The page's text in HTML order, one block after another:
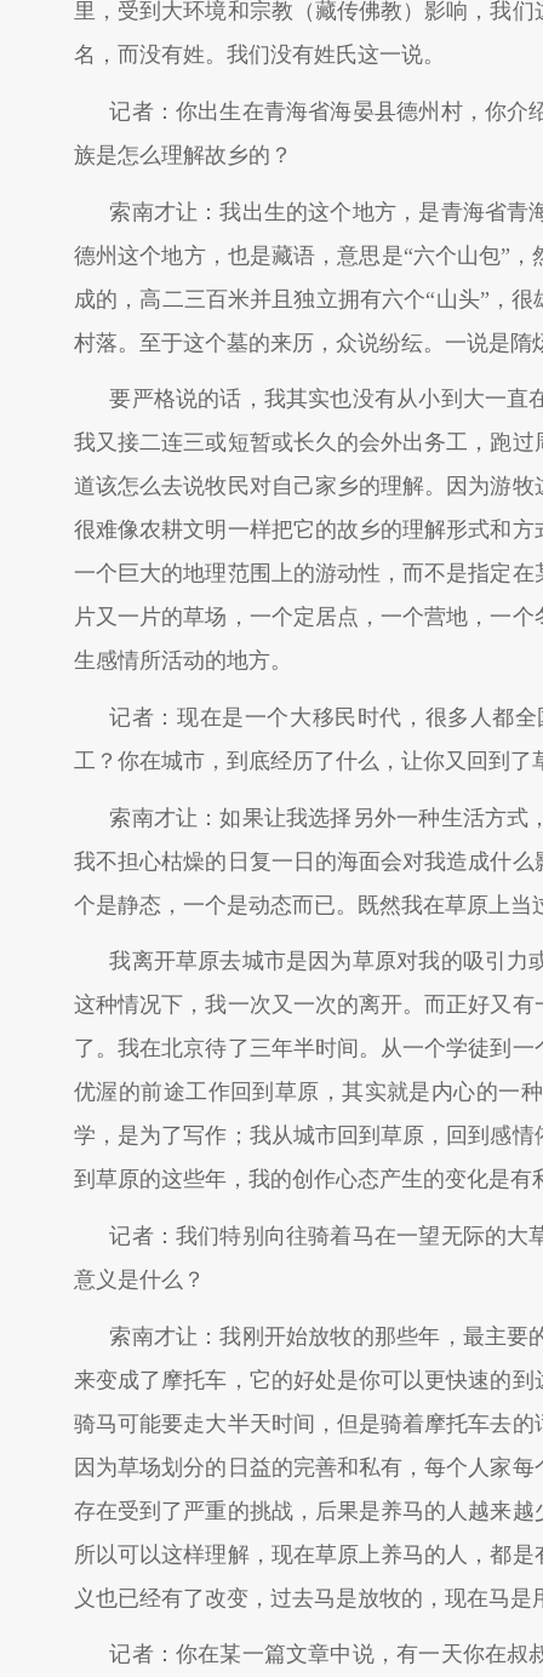
里，受到大环境和宗教（藏传佛教）影响，我
名，而没有姓。我们没有姓氏这一说。
记者：你出生在青海省海晏县德州村，你介
族是怎么理解故乡的？
索南才让：我出生的这个地方，是青海省
德州这个地方，也是藏语，意思是“六个山包”
成的，高二三百米并且独立拥有六个“山头”，
村落。至于这个墓的来历，众说纷纭。一说是
要严格说的话，我其实也没有从小到大一直
我又接二连三或短暂或长久的会外出务工，跑
道该怎么去说牧民对自己家乡的理解。因为游
很难像农耕文明一样把它的故乡的理解形式和
一个巨大的地理范围上的游动性，而不是指定
片又一片的草场，一个定居点，一个营地，一
生感情所活动的地方。
记者：现在是一个大移民时代，很多人都
工？你在城市，到底经历了什么，让你又回到了
索南才让：如果让我选择另外一种生活方
我不担心枯燥的日复一日的海面会对我造成什
个是静态，一个是动态而已。既然我在草原上
我离开草原去城市是因为草原对我的吸引力
这种情况下，我一次又一次的离开。而正好又
了。我在北京待了三年半时间。从一个学徒到
优渥的前途工作回到草原，其实就是内心的一
学，是为了写作；我从城市回到草原，回到感
到草原的这些年，我的创作心态产生的变化是有
记者：我们特别向往骑着马在一望无际的大
意义是什么？
索南才让：我刚开始放牧的那些年，最主
来变成了摩托车，它的好处是你可以更快速的
骑马可能要走大半天时间，但是骑着摩托车去
因为草场划分的日益的完善和私有，每个人家
存在受到了严重的挑战，后果是养马的人越来
所以可以这样理解，现在草原上养马的人，都
义也已经有了改变，过去马是放牧的，现在马
记者：你在某一篇文章中说，有一天你在叔